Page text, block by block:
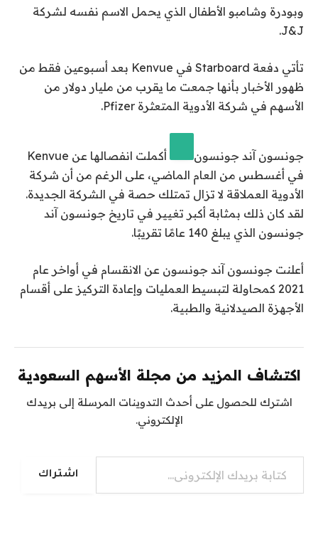
وبودرة وشامبو الأطفال الذي يحمل الاسم نفسه لشركة
J&J.
تأتي دفعة Starboard في Kenvue بعد أسبوعين فقط من
ظهور الأخبار بأنها جمعت ما يقرب من مليار دولار من
الأسهم في شركة الأدوية المتعثرة Pfizer.
جونسون آند جونسون
أكملت انفصالها عن Kenvue
في أغسطس من العام الماضي، على الرغم من أن شركة
الأدوية العملاقة لا تزال تمتلك حصة في الشركة الجديدة.
لقد كان ذلك بمثابة أكبر تغيير في تاريخ جونسون آند
جونسون الذي يبلغ 140 عامًا تقريبًا.
أعلنت جونسون آند جونسون عن الانقسام في أواخر عام
2021 كمحاولة لتبسيط العمليات وإعادة التركيز على أقسام
الأجهزة الصيدلانية والطبية.
اكتشاف المزيد من مجلة الأسهم السعودية
اشترك للحصول على أحدث التدوينات المرسلة إلى بريدك
الإلكتروني.
كتابة بريدك الإلكتروني...
اشتراك